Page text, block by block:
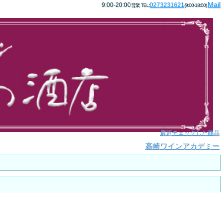
9:00-20:00営業 TEL:0273231621(9:00-18:00)Mail
最近チェックした商品
高崎ワインアカデミー